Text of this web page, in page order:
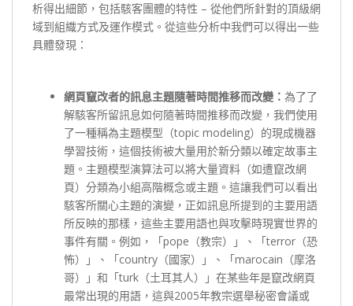
析得出細節，包括駭客團體的特性 – 從他們所針對的頂級網
域到組織方式及運作模式。從這些分析中我們可以得出一些
具體發現：
網頁竄改者的訊息主題隨著時間推移而改變： 為了了
解駭客所留訊息如何隨著時間推移而改變，我們使用
了一種稱為主題模型（topic modeling）的現成機器
學習技術，這個技術被大量用於新分類以確定故事主
題。主題模型演算法可以將大量資料（如遭竄改網
頁）分類為小組高階概念或主題。這讓我們可以看出
駭客所關心主題的演變，正如訊息所提到的主要用語
所反映的那樣，這些主要用語也與攻擊時現實世界的
事件有關。例如，「pope（教宗）」、「terror（恐
怖）」、「country（國家）」、「marocain（摩洛
哥）」和「turk（土耳其人）」在某些年是竄改網頁
最常出現的用語，這與2005年教宗選舉秘密會議或